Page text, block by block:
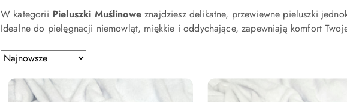
W kategorii Pieluszki Muślinoweznajdziesz delikatne, przewiewne pieluszki
Idealne do pielęgnacji niemowląt, miękkie i oddychające, zapewniają komfort
Zastosowano
sortowanie:
Najnowsze.
Sortuj
według